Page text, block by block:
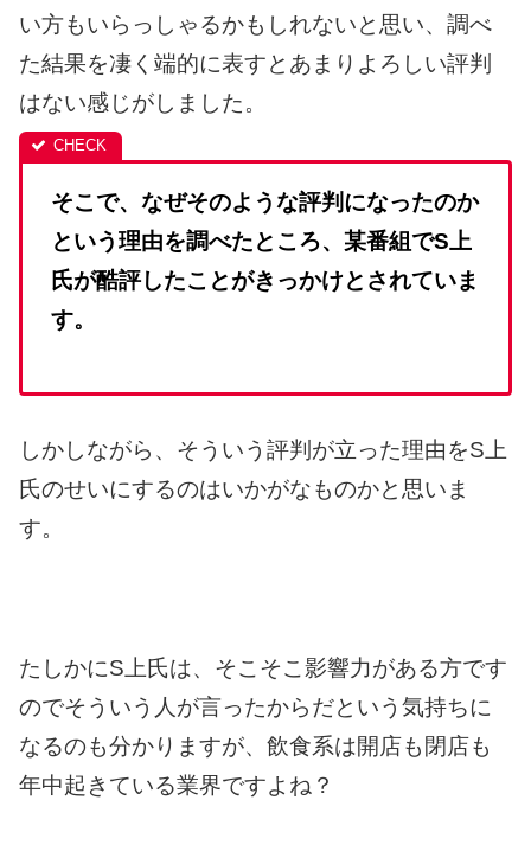
い方もいらっしゃるかもしれないと思い、 調べ
た結果を凄く端的に表すと あまりよろしい評判
はない感じがしました。
そこで、なぜそのような評判になったのか
という理由を調べたところ、 某番組でS上
氏が酷評したことがきっかけとされていま
す。
しかしながら、 そういう評判が立った理由をS上
氏のせいにするのはいかがなものかと思いま
す。
たしかにS上氏は、 そこそこ影響力がある方です
のでそういう人が言ったからだという気持ちに
なるのも分かりますが、 飲食系は開店も閉店も
年中起きている業界ですよね？